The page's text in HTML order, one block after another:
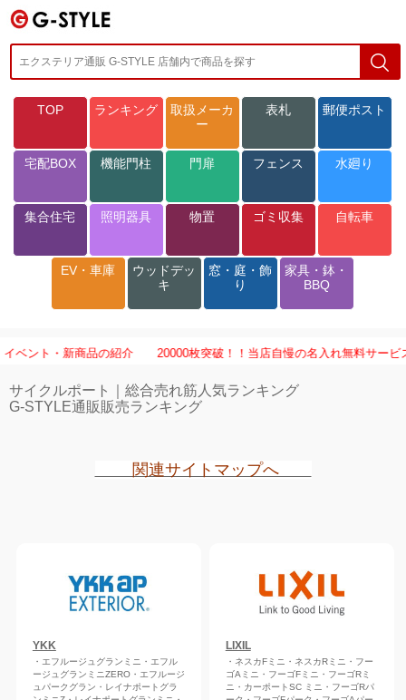
TOP ランキング
取扱メーカ
ー
表札 郵便ポスト
宅配BOX 機能門柱 門扉 フェンス 水廻り
集合住宅 照明器具 物置 ゴミ収集 自転車
EV・車庫
ウッドデッ
キ
窓・庭・飾
り
家具・鉢・
BBQ
ント・新商品の紹介20000枚突破！！当店自慢の名入れ無料サービス
サイクルポート｜総合売れ筋人気ランキング
G-STYLE通販販売ランキング
関連サイトマップへ
YKK
・エフルージュグランミニ・エフル
ージュグランミニZERO・エフルージ
ュパークグラン・レイナポートグラ
LIXIL
・ネスカFミニ・ネスカRミニ・フー
ゴAミニ・フーゴFミニ・フーゴRミ
ニ・カーポートSC ミニ・フーゴRパ